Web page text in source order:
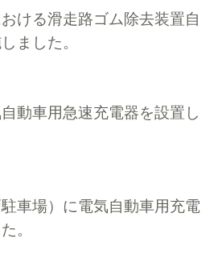
ける滑走路ゴム除去装置自
ました。
動車用急速充電器を設置し
車場）に電気自動車用充電
。